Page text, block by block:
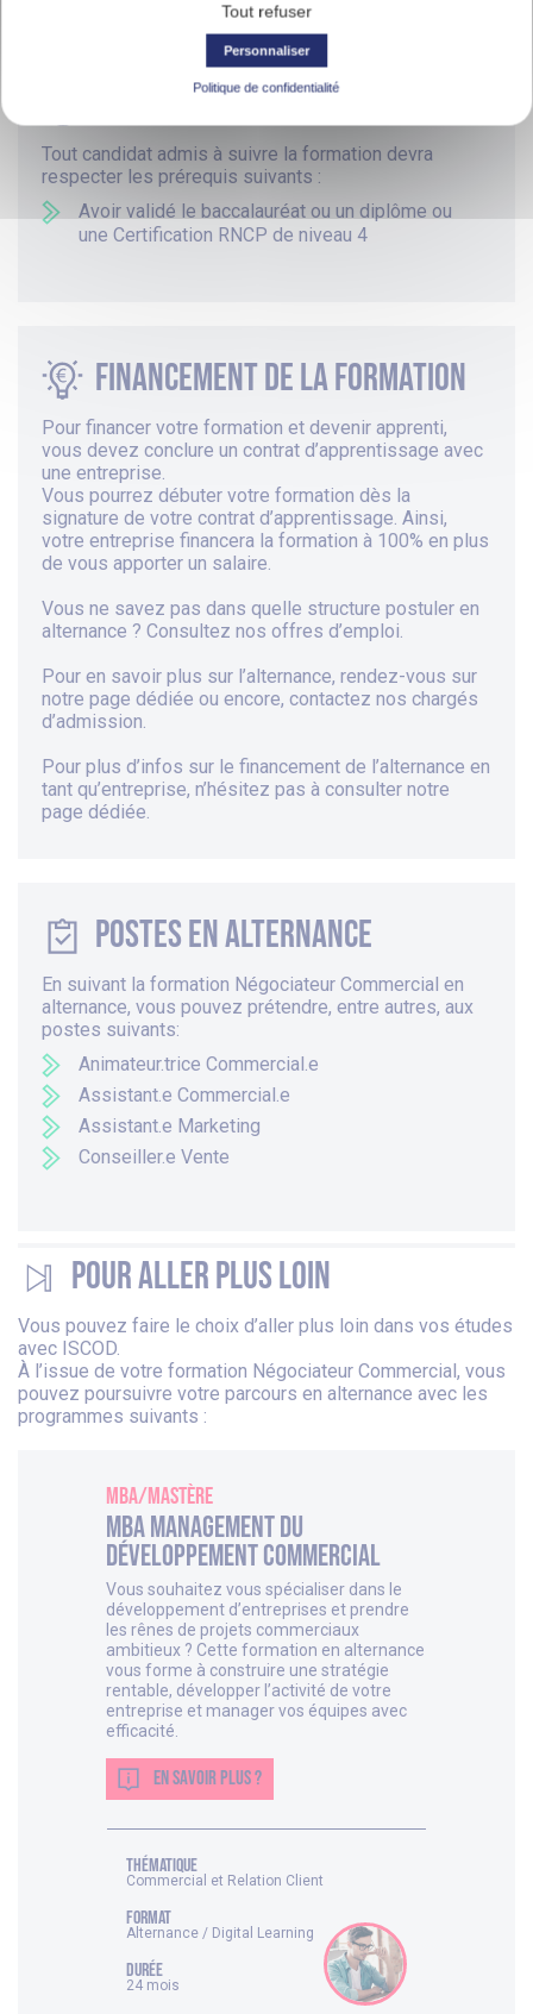
Prérequis
Tout candidat admis à suivre la formation devra
respecter les prérequis suivants :
Avoir validé le baccalauréat ou un diplôme ou
une Certification RNCP de niveau 4
Financement de la formation
Pour financer votre formation et devenir apprenti,
vous devez conclure un contrat d’apprentissage avec
une entreprise.
Vous pourrez débuter votre formation dès la
signature de votre contrat d’apprentissage. Ainsi,
votre entreprise financera la formation à 100% en plus
de vous apporter un salaire.
Vous ne savez pas dans quelle structure postuler en
alternance ? Consultez nos offres d’emploi.
Pour en savoir plus sur l’alternance, rendez-vous sur
notre page dédiée ou encore, contactez nos chargés
d’admission.
Pour plus d’infos sur le financement de l’alternance en
tant qu’entreprise, n’hésitez pas à consulter notre
page dédiée.
Postes en alternance
En suivant la formation Négociateur Commercial en
alternance, vous pouvez prétendre, entre autres, aux
postes suivants:
Animateur.trice Commercial.e
Assistant.e Commercial.e
Assistant.e Marketing
Conseiller.e Vente
Pour aller plus loin
Vous pouvez faire le choix d’aller plus loin dans vos études
avec ISCOD.
À l’issue de votre formation Négociateur Commercial, vous
pouvez poursuivre votre parcours en alternance avec les
programmes suivants :
MBA/Mastère
MBA Management du
développement commercial
Vous souhaitez vous spécialiser dans le
développement d’entreprises et prendre
les rênes de projets commerciaux
ambitieux ? Cette formation en alternance
vous forme à construire une stratégie
rentable, développer l’activité de votre
entreprise et manager vos équipes avec
efficacité.
EN SAVOIR PLUS ?
thématique
Commercial et Relation Client
FORMAT
Alternance / Digital Learning
DURÉE
24 mois
Tout refuser
Personnaliser
Politique de confidentialité